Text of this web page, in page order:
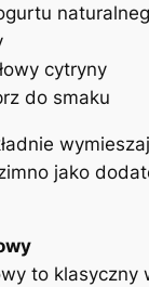
cytryny
do smaku
jako
to klasyczny